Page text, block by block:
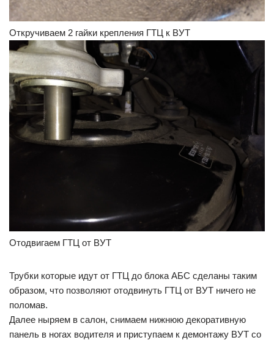
Откручиваем 2 гайки крепления ГТЦ к ВУТ
Отодвигаем ГТЦ от ВУТ
Трубки которые идут от ГТЦ до блока АБС сделаны таким
образом, что позволяют отодвинуть ГТЦ от ВУТ ничего не
поломав.
Далее ныряем в салон, снимаем нижнюю декоративную
панель в ногах водителя и приступаем к демонтажу ВУТ со